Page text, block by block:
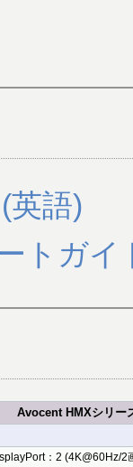
英語)
トガイ
Avocent HMXシリー
：2 (4K@60Hz/2